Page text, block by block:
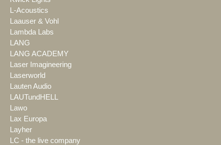
L-Acoustics
Laauser & Vohl
Lambda Labs
LANG
LANG ACADEMY
Laser Imagineering
Laserworld
Lauten Audio
LAUTundHELL
Lawo
Lax Europa
Layher
LC - the live company